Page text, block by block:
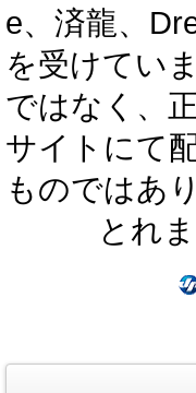
e、済龍、
を受けてい
ではなく、
サイトにて
ものではあ
とれ